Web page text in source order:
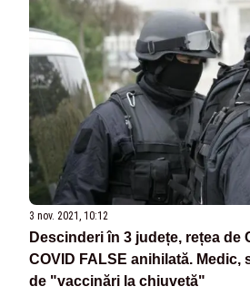
3 nov. 2021, 10:12
Descinderi în 3 județe, rețea de
COVID FALSE anihilată. Medic,
de "vaccinări la chiuvetă"